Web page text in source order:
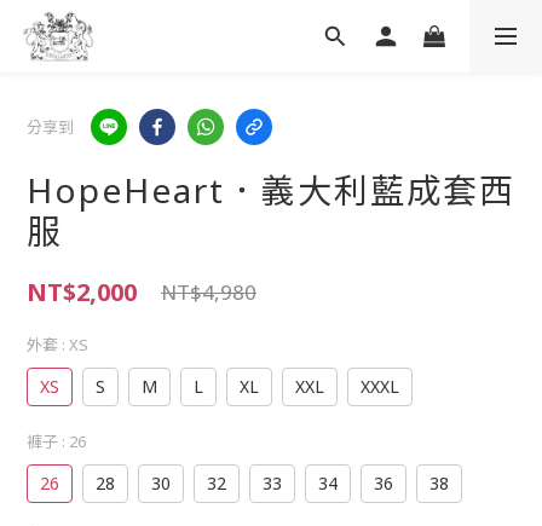
分享到
HopeHeart．義大利藍成套西
服
NT$2,000 NT$4,980
外套 : XS
XS S M L XL XXL XXXL
褲子 : 26
26 28 30 32 33 34 36 38